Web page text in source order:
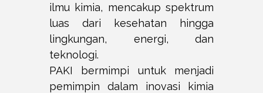
ilmu kimia, mencakup spektrum
luas dari kesehatan hingga
lingkungan, energi, dan
teknologi.
PAKI bermimpi untuk menjadi
pemimpin dalam inovasi kimia